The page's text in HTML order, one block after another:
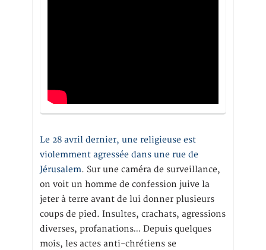
Le 28 avril dernier, une religieuse est
violemment agressée dans une rue de
Jérusalem. Sur une caméra de surveillance,
on voit un homme de confession juive la
jeter à terre avant de lui donner plusieurs
coups de pied. Insultes, crachats, agressions
diverses, profanations… Depuis quelques
mois, les actes anti-chrétiens se